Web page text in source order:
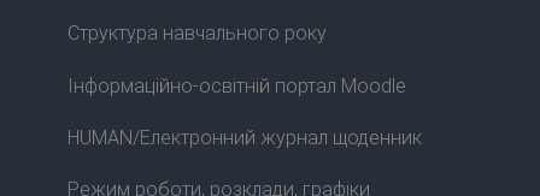
Структура навчального року
Інформаційно-освітній портал Moodle
HUMAN/Електронний журнал щоденник
Режим роботи, розклади, графіки